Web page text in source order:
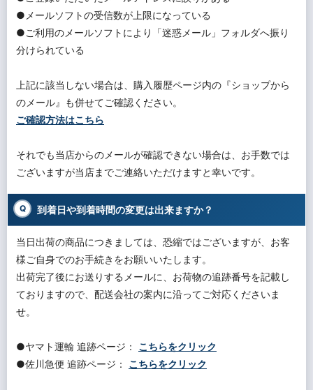
●メールソフトの受信数が上限になっている
●ご利用のメールソフトにより「迷惑メール」フォルダへ振り
分けられている
上記に該当しない場合は、購入履歴ページ内の『ショップから
のメール』も併せてご確認ください。
ご確認方法はこちら
それでも当店からのメールが確認できない場合は、お手数では
ございますが当店までご連絡いただけますと幸いです。
到着日や到着時間の変更は出来ますか？
当日出荷の商品につきましては、恐縮ではございますが、お客
様ご自身でのお手続きをお願いいたします。
出荷完了後にお送りするメールに、お荷物の追跡番号を記載し
ておりますので、配送会社の案内に沿ってご対応くださいま
せ。
●ヤマト運輸 追跡ページ： こちらをクリック
●佐川急便 追跡ページ： こちらをクリック